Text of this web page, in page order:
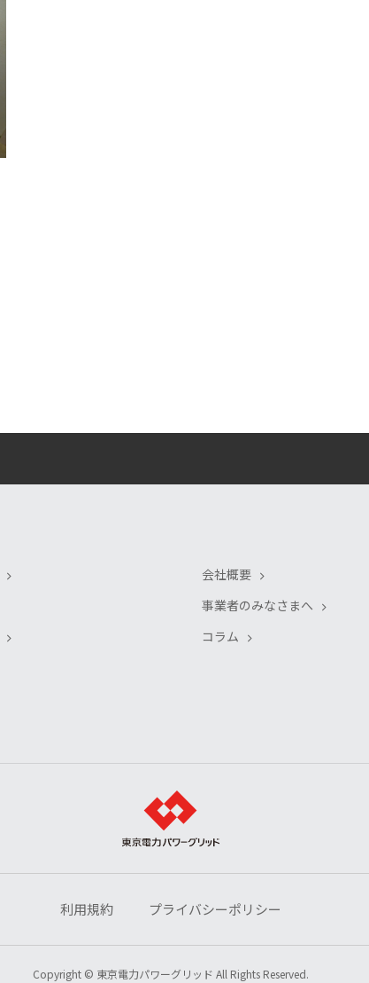
会社概要
事業者のみなさまへ
コラム
利用規約 プライバシーポリシー
Copyright © 東京電力パワーグリッド All Rights Reserved.